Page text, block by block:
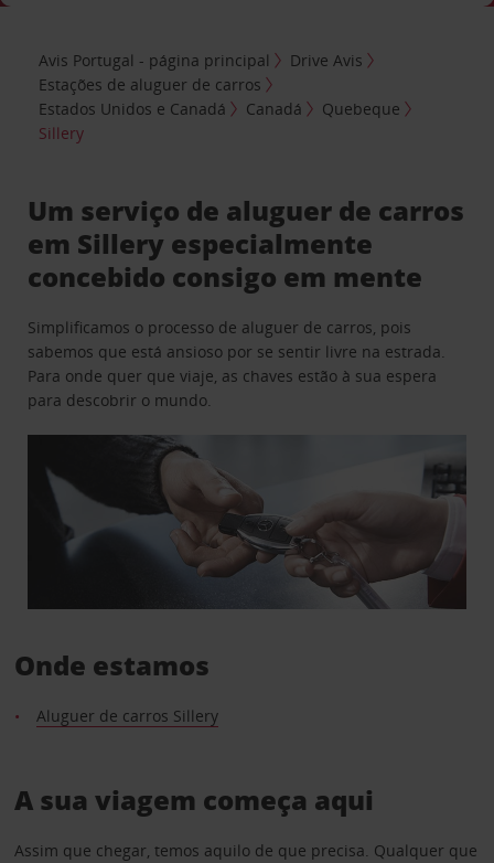
Avis Portugal - página principal
Drive Avis
Estações de aluguer de carros
Estados Unidos e Canadá
Canadá
Quebeque
Sillery
Um serviço de aluguer de carros
em Sillery especialmente
concebido consigo em mente
Simplificamos o processo de aluguer de carros, pois
sabemos que está ansioso por se sentir livre na estrada.
Para onde quer que viaje, as chaves estão à sua espera
para descobrir o mundo.
Onde estamos
Aluguer de carros Sillery
A sua viagem começa aqui
Assim que chegar, temos aquilo de que precisa. Qualquer que